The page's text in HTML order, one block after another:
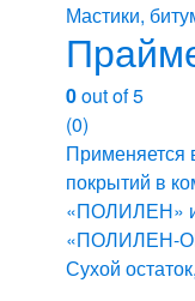
Мастики,
0out of 5
(0)
Применяется
покрытий в
«ПОЛИЛЕН» и
«ПОЛИЛЕН-
Сухой